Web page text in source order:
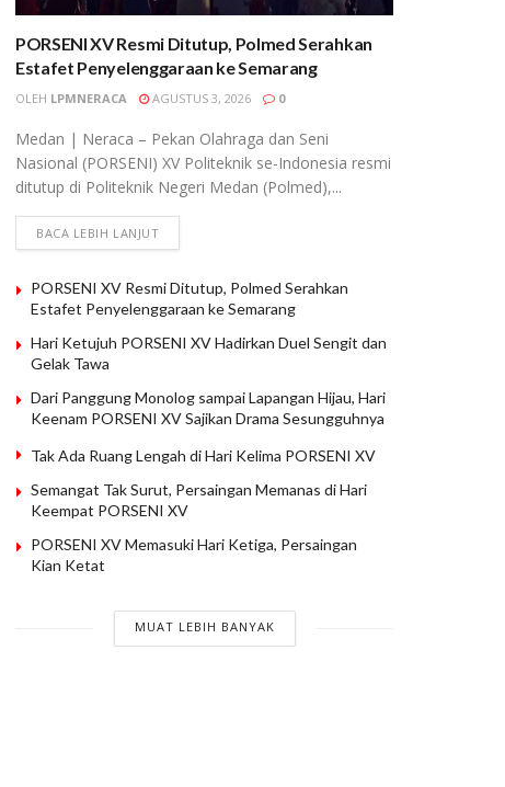
PORSENI XV Resmi Ditutup, Polmed Serahkan
Estafet Penyelenggaraan ke Semarang
OLEH LPMNERACA AGUSTUS 3, 2026 0
Medan | Neraca – Pekan Olahraga dan Seni
Nasional (PORSENI) XV Politeknik se-Indonesia resmi
ditutup di Politeknik Negeri Medan (Polmed),...
BACA LEBIH LANJUT
PORSENI XV Resmi Ditutup, Polmed Serahkan
Estafet Penyelenggaraan ke Semarang
Hari Ketujuh PORSENI XV Hadirkan Duel Sengit dan
Gelak Tawa
Dari Panggung Monolog sampai Lapangan Hijau, Hari
Keenam PORSENI XV Sajikan Drama Sesungguhnya
Tak Ada Ruang Lengah di Hari Kelima PORSENI XV
Semangat Tak Surut, Persaingan Memanas di Hari
Keempat PORSENI XV
PORSENI XV Memasuki Hari Ketiga, Persaingan
Kian Ketat
MUAT LEBIH BANYAK